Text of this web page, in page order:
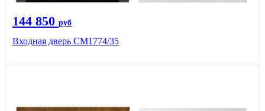
144 850 руб
Входная дверь СМ1774/35